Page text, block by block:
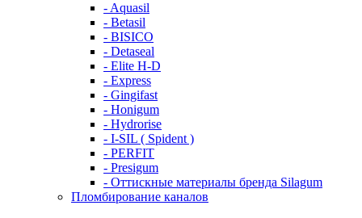
- Aquasil
- Betasil
- BISICO
- Detaseal
- Elite H-D
- Express
- Gingifast
- Honigum
- Hydrorise
- I-SIL ( Spident )
- PERFIT
- Presigum
- Оттискные материалы бренда Silagum
Пломбирование каналов